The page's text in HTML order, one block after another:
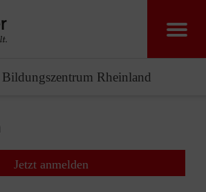
Bildungszentrum Rheinland
Jetzt anmelden